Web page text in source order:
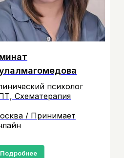
психолог
Схематерапия
/ Принимает
Подробнее